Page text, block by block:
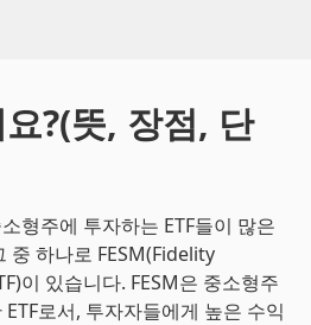
?(뜻, 장점, 단
형주에 투자하는 ETF들이 많은
중 하나로 FESM(Fidelity
이 있습니다. FESM은 중소형주
로서, 투자자들에게 높은 수익